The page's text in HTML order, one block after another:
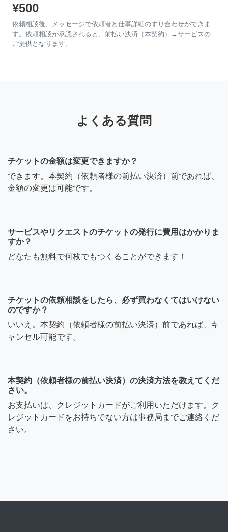
¥500
依頼相談後、メッセージで依頼者と仕事詳細のすり合わせができま
す。依頼相談が承認されると、前払い決済（本契約）→サービスの
ご提供となります。
よくある質問
チケットの金額は変更できますか？
できます。本契約（依頼者様の前払い決済）前であれば、
金額の変更は可能です。
サービスやリクエストのチケットの発行に費用はかかりま
すか？
どなたも無料で何枚でもつくることができます！
チケットの依頼相談をしたら、必ず買わなくてはいけない
のですか？
いいえ。本契約（依頼者様の前払い決済）前であれば、キ
ャンセル可能です。
本契約（依頼者様の前払い決済）の決済方法を教えてくだ
さい。
お支払いは、クレジットカードがご利用いただけます。ク
レジットカードをお持ちでない方は事務局までご連絡くだ
さい。